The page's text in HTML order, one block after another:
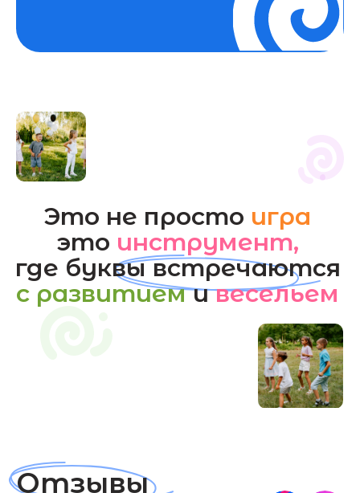
Следи за нами
в Telegram
Будьте в курсе всех новинок,
эксклюзивных предложений
и полезных советов по играм
с нашими игрушками
Подписаться